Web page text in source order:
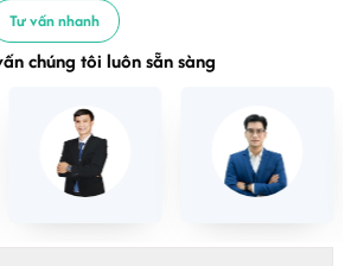
Tư vấn nhanh
chúng tôi luôn sẵn sàng